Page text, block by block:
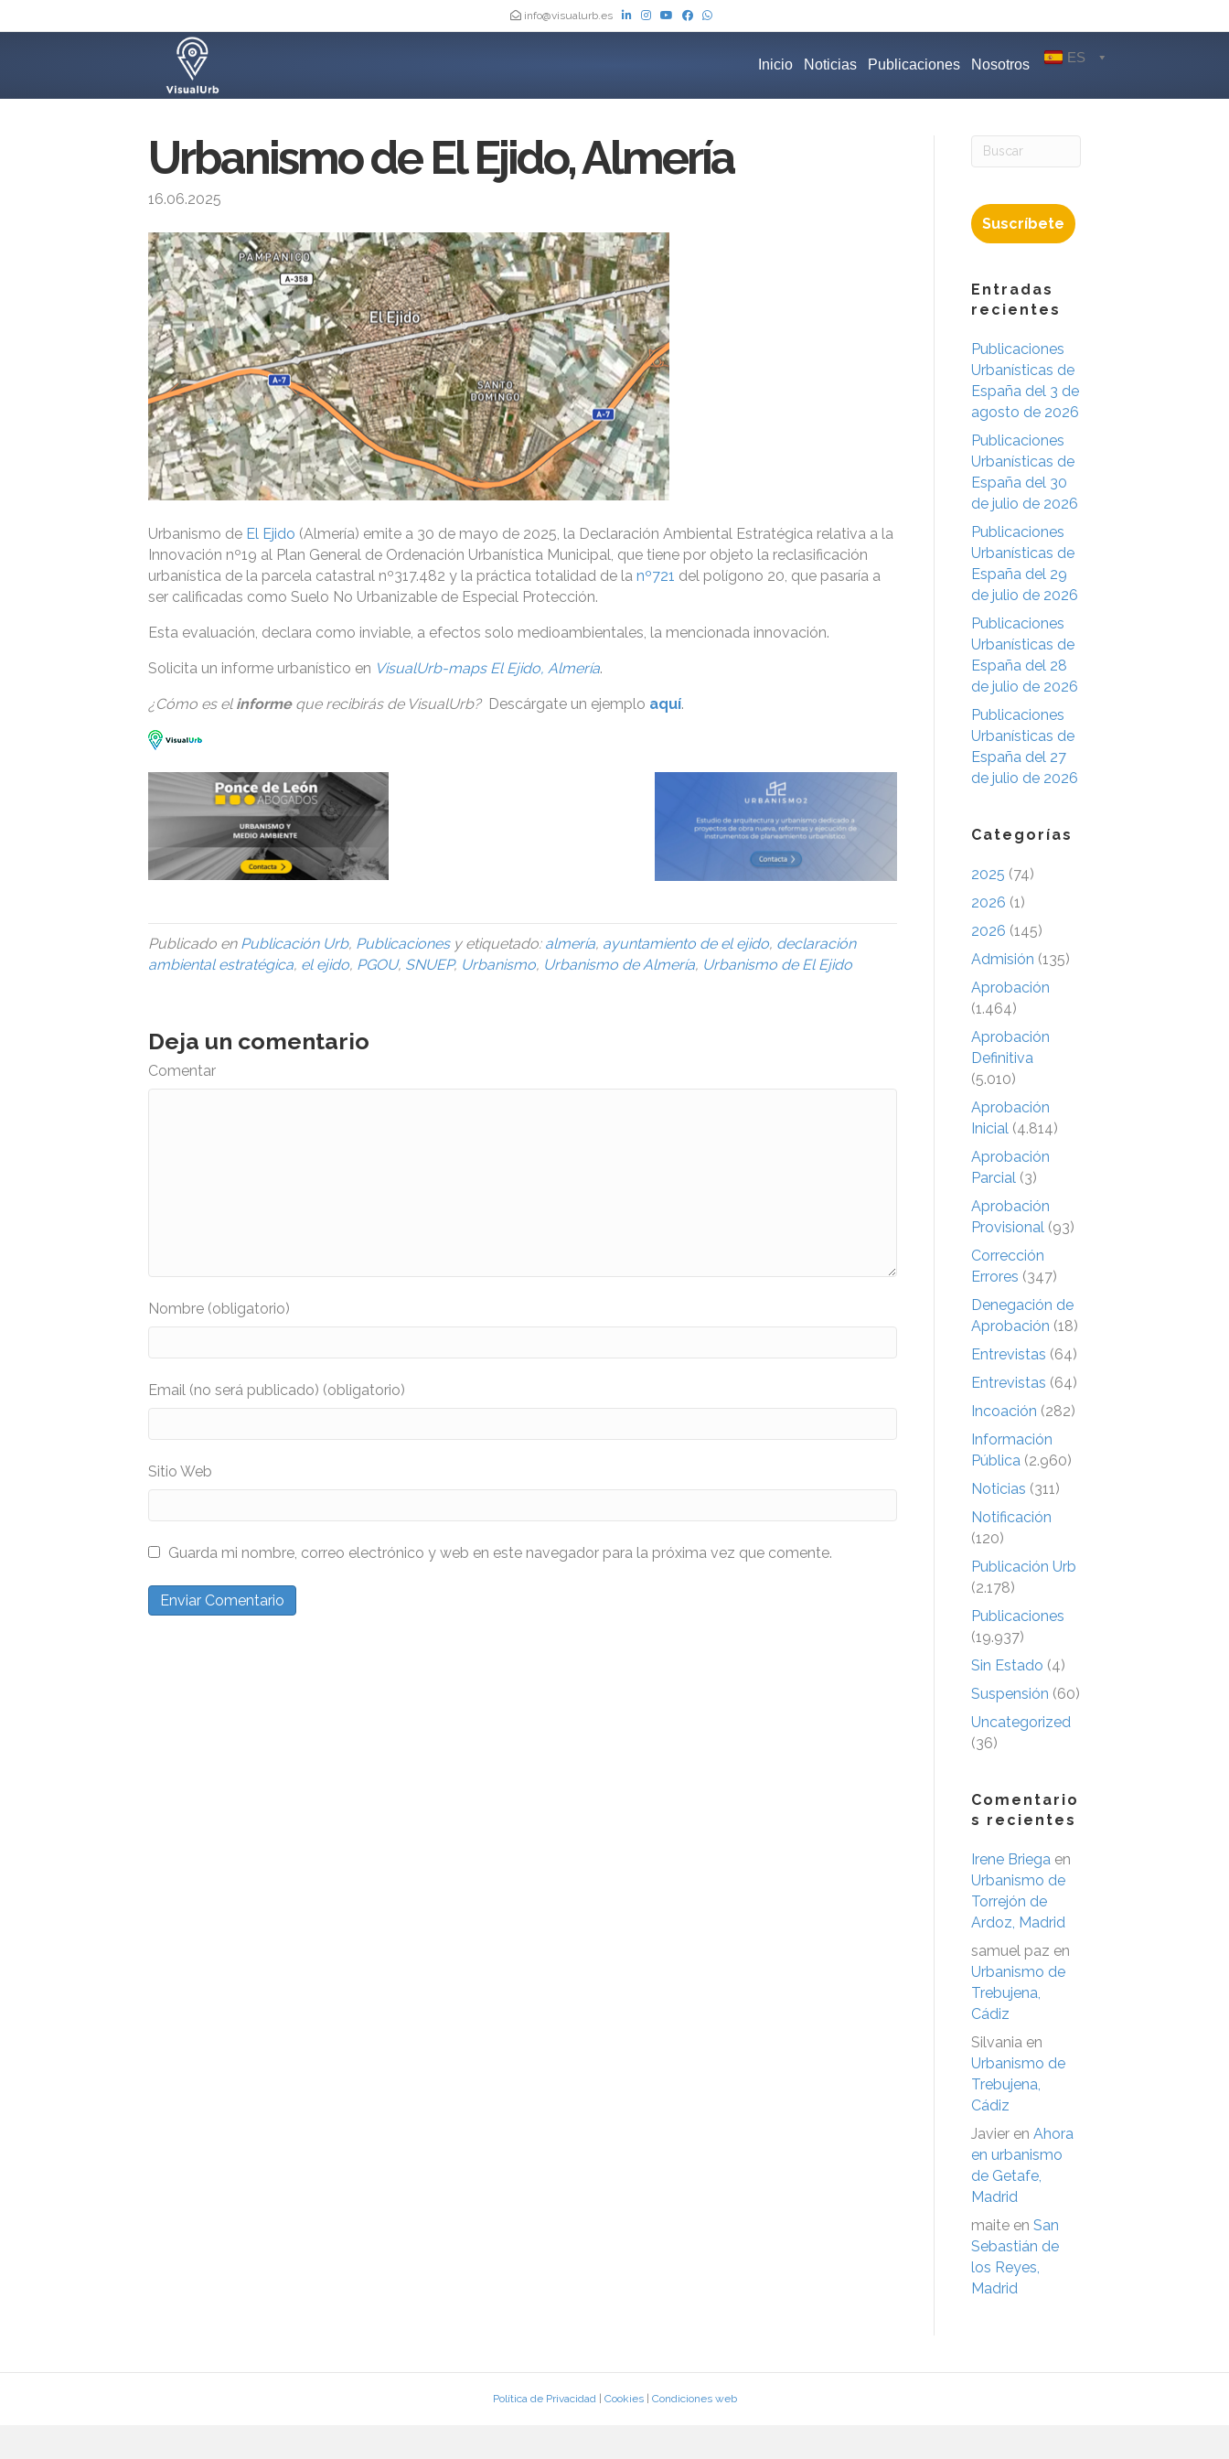
info@visualurb.es
Inicio Noticias Publicaciones Nosotros ES
Urbanismo de El Ejido, Almería
16.06.2025
Urbanismo de El Ejido (Almería) emite a 30 de mayo de 2025, la Declaración Ambiental Estratégica relativa a la
Innovación nº19 al Plan General de Ordenación Urbanística Municipal, que tiene por objeto la reclasificación
urbanística de la parcela catastral nº317.482 y la práctica totalidad de la nº721 del polígono 20, que pasaría a
ser calificadas como Suelo No Urbanizable de Especial Protección.
Esta evaluación, declara como inviable, a efectos solo medioambientales, la mencionada innovación.
Solicita un informe urbanístico en VisualUrb-maps El Ejido, Almería.
¿Cómo es el informe que recibirás de VisualUrb?Descárgate un ejemplo aquí.
Publicado en Publicación Urb, Publicacionesy etiquetado: almería, ayuntamiento de el ejido, declaración
ambiental estratégica, el ejido, PGOU, SNUEP, Urbanismo, Urbanismo de Almería, Urbanismo de El Ejido
Deja un comentario
Comentar
Nombre (obligatorio)
Email (no será publicado) (obligatorio)
Sitio Web
Guarda mi nombre, correo electrónico y web en este navegador para la próxima vez que comente.
Suscríbete
Entradas
recientes
Publicaciones
Urbanísticas de
España del 3 de
agosto de 2026
Publicaciones
Urbanísticas de
España del 30
de julio de 2026
Publicaciones
Urbanísticas de
España del 29
de julio de 2026
Publicaciones
Urbanísticas de
España del 28
de julio de 2026
Publicaciones
Urbanísticas de
España del 27
de julio de 2026
Categorías
2025 (74)
2026 (1)
2026 (145)
Admisión (135)
Aprobación
(1.464)
Aprobación
Definitiva
(5.010)
Aprobación
Inicial (4.814)
Aprobación
Parcial (3)
Aprobación
Provisional (93)
Corrección
Errores (347)
Denegación de
Aprobación (18)
Entrevistas (64)
Entrevistas (64)
Incoación (282)
Información
Pública (2.960)
Noticias (311)
Notificación
(120)
Publicación Urb
(2.178)
Publicaciones
(19.937)
Sin Estado (4)
Suspensión (60)
Uncategorized
(36)
Comentario
s recientes
Irene Briega en
Urbanismo de
Torrejón de
Ardoz, Madrid
samuel paz en
Urbanismo de
Trebujena,
Cádiz
Silvania en
Urbanismo de
Trebujena,
Cádiz
Javier en Ahora
en urbanismo
de Getafe,
Madrid
maite en San
Sebastián de
los Reyes,
Madrid
Política de Privacidad| Cookies| Condiciones web